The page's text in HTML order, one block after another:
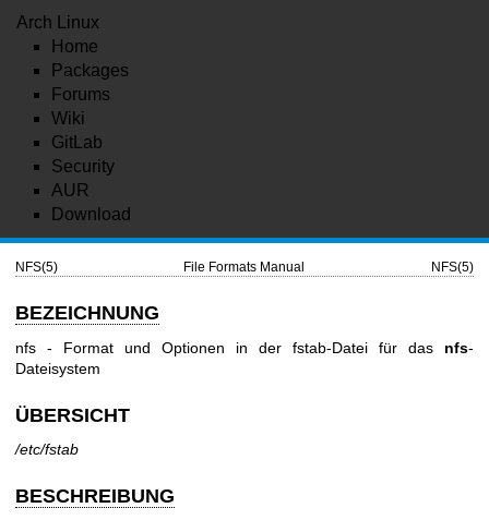
Arch Linux
Home
Packages
Forums
Wiki
GitLab
Security
AUR
Download
NFS(5) File Formats Manual NFS(5)
BEZEICHNUNG
nfs - Format und Optionen in der fstab-Datei für das nfs-
Dateisystem
ÜBERSICHT
/etc/fstab
BESCHREIBUNG